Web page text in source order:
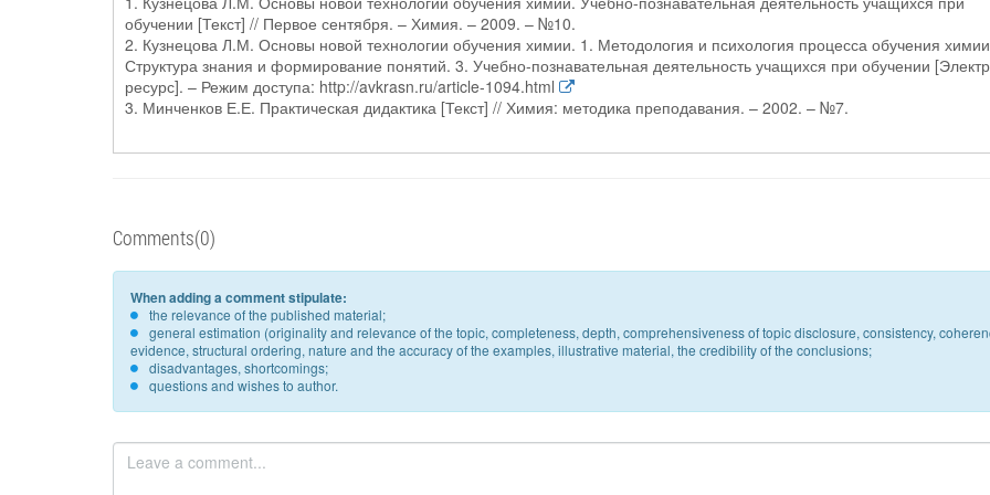
обучении [Текст] // Первое сентября. – Химия. – 2009. – №10.
2. Кузнецова Л.М. Основы новой технологии обучения химии. 1. Методология и психология процесса обучения
Структура знания и формирование понятий. 3. Учебно-познавательная деятельность учащихся при обучении
ресурс]. – Режим доступа: http://avkrasn.ru/article-1094.html
3. Минченков Е.Е. Практическая дидактика [Текст] // Химия: методика преподавания. – 2002. – №7.
Comments(0)
When adding a comment stipulate:
the relevance of the published material;
general estimation (originality and relevance of the topic, completeness, depth, comprehensiveness of topic disclosure, consistency,
evidence, structural ordering, nature and the accuracy of the examples, illustrative material, the credibility of the conclusions;
disadvantages, shortcomings;
questions and wishes to author.